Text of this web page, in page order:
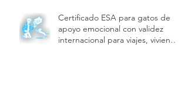
Certificado ESA para gatos de
apoyo emocional con validez
internacional para viajes, vivienda